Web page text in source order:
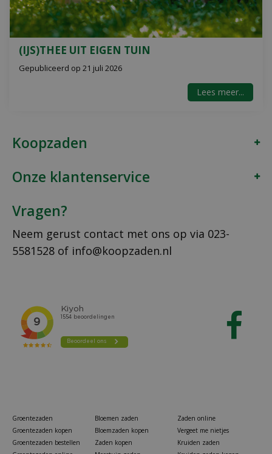
(IJS)THEE UIT EIGEN TUIN
Gepubliceerd op 21 juli 2026
Lees meer...
Koopzaden
Onze klantenservice
Vragen?
Neem gerust contact met ons op via 023-
5581528 of info@koopzaden.nl
Groentezaden
Groentezaden kopen
Groentezaden bestellen
Bloemen zaden
Bloemzaden kopen
Zaden kopen
Zaden online
Vergeet me nietjes
Kruiden zaden